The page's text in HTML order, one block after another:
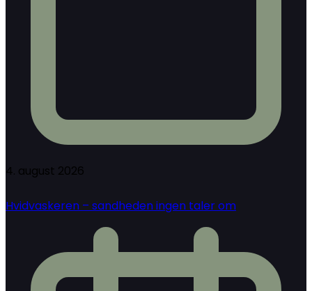
4. august 2026
Hvidvaskeren – sandheden ingen taler om